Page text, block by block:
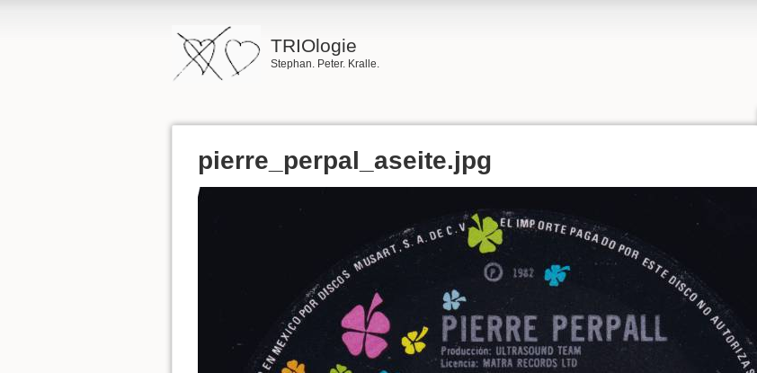
TRIOlogie
Stephan. Peter. Kralle.
pierre_perpal_aseite.jpg